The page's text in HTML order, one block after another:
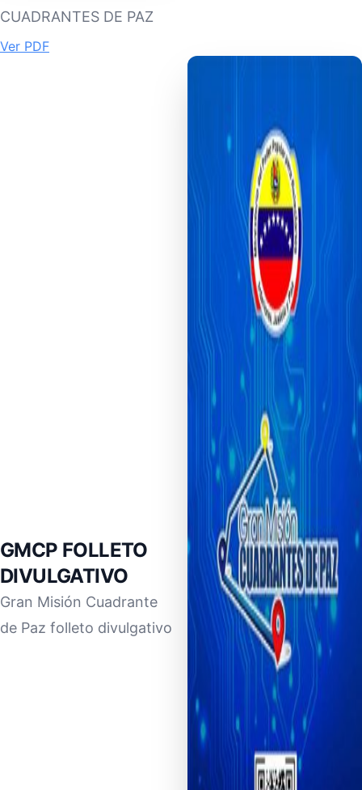
CUADRANTES DE PAZ
Ver PDF
GMCP FOLLETO
DIVULGATIVO
Gran Misión Cuadrante
de Paz folleto divulgativo